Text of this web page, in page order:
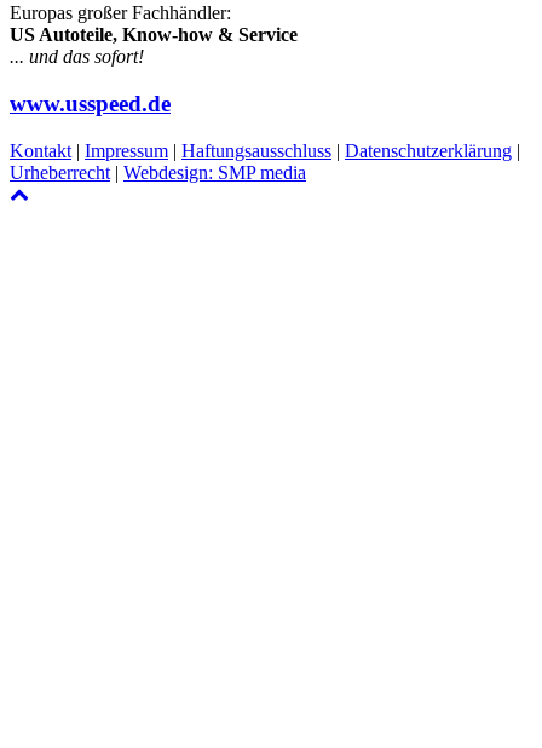
Europas großer Fachhändler:
US Autoteile, Know-how & Service
... und das sofort!
www.usspeed.de
Kontakt | Impressum | Haftungsausschluss | Datenschutzerklärung |
Urheberrecht | Webdesign: SMP media